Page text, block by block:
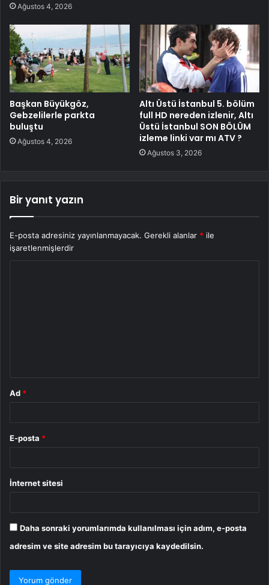
Ağustos 4, 2026
Başkan Büyükgöz,
Gebzelilerle parkta
buluştu
Ağustos 4, 2026
Altı Üstü İstanbul 5. bölüm
full HD nereden izlenir, Altı
Üstü İstanbul SON BÖLÜM
izleme linki var mı ATV ?
Ağustos 3, 2026
Bir yanıt yazın
E-posta adresiniz yayınlanmayacak. Gerekli alanlar * ile
işaretlenmişlerdir
Ad *
E-posta *
İnternet sitesi
Daha sonraki yorumlarımda kullanılması için adım, e-posta
adresim ve site adresim bu tarayıcıya kaydedilsin.